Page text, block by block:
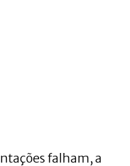
falham, a